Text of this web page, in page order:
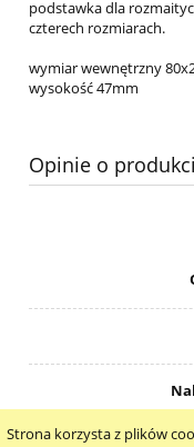
Strona korzysta z plików
podstawka dla
czterech rozmiarach.
wymiar wewnętrzny
wysokość 47mm
Opinie o